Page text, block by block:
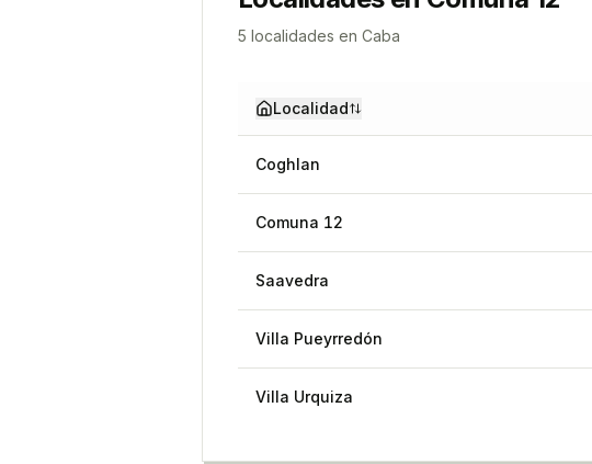
5 localidades en Caba
Localidad
Coghlan
Comuna 12
Saavedra
Villa Pueyrredón
Villa Urquiza